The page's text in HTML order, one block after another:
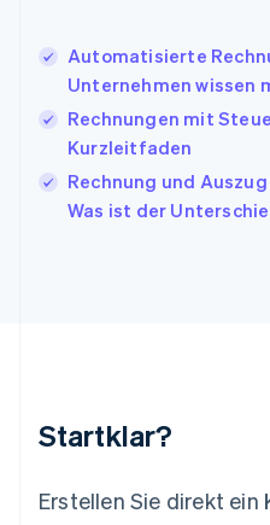
Automatisierte
Unternehmen wissen
Rechnungen mit
Kurzleitfaden
Rechnung und
Was ist der
Startklar?
Erstellen Sie direkt ein
Kroatien
EnglishItaliano
Lettland
Liechtenstein
DeutschEnglish
Litauen
Español English
Niederlande